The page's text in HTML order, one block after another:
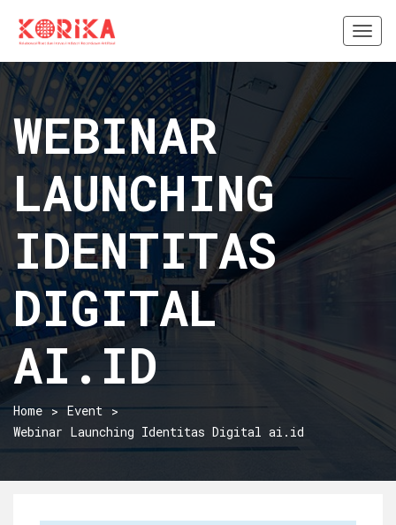
WEBINAR
LAUNCHING
IDENTITAS
DIGITAL
AI.ID
Home
Event
Webinar Launching Identitas Digital ai.id